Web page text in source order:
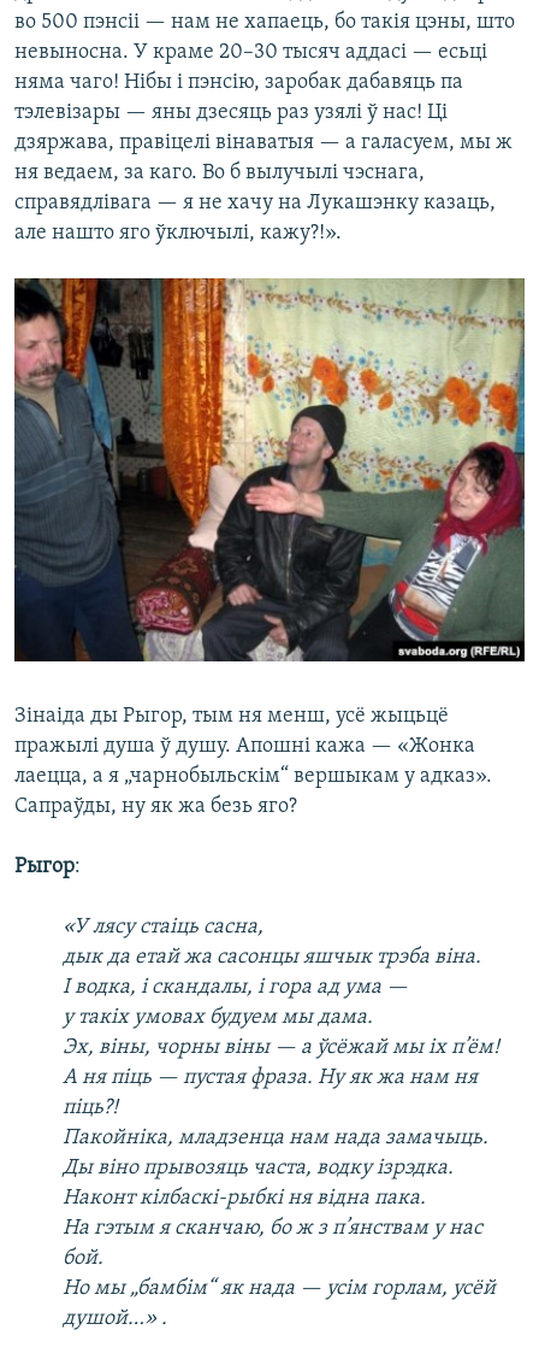
во 500 пэнсіі — нам не хапаець, бо такія цэны, што
невыносна. У краме 20–30 тысяч аддасі — есьці
няма чаго! Нібы і пэнсію, заробак дабавяць па
тэлевізары — яны дзесяць раз узялі ў нас! Ці
дзяржава, правіцелі вінаватыя — а галасуем, мы ж
ня ведаем, за каго. Во б вылучылі чэснага,
справядлівага — я не хачу на Лукашэнку казаць,
але нашто яго ўключылі, кажу?!».
Зінаіда ды Рыгор, тым ня менш, усё жыцьцё
пражылі душа ў душу. Апошні кажа — «Жонка
лаецца, а я „чарнобыльскім“ вершыкам у адказ».
Сапраўды, ну як жа безь яго?
Рыгор:
«У лясу стаіць сасна,
дык да етай жа сасонцы яшчык трэба віна.
І водка, і скандалы, і гора ад ума —
у такіх умовах будуем мы дама.
Эх, віны, чорны віны — а ўсёжай мы іх п’ём!
А ня піць — пустая фраза. Ну як жа нам ня
піць?!
Пакойніка, младзенца нам нада замачыць.
Ды віно прывозяць часта, водку ізрэдка.
Наконт кілбаскі-рыбкі ня відна пака.
На гэтым я сканчаю, бо ж з п’янствам у нас
бой.
Но мы „бамбім“ як нада — усім горлам, усёй
душой…» .